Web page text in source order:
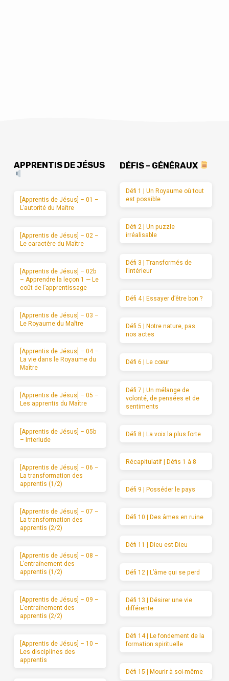
APPRENTIS DE JÉSUS
[Apprentis de Jésus] – 01 –
L’autorité du Maître
[Apprentis de Jésus] – 02 –
Le caractère du Maître
[Apprentis de Jésus] – 02b
– Apprendre la leçon 1 — Le
coût de l’apprentissage
[Apprentis de Jésus] – 03 –
Le Royaume du Maître
[Apprentis de Jésus] – 04 –
La vie dans le Royaume du
Maître
[Apprentis de Jésus] – 05 –
Les apprentis du Maître
[Apprentis de Jésus] – 05b
– Interlude
[Apprentis de Jésus] – 06 –
La transformation des
apprentis (1/2)
[Apprentis de Jésus] – 07 –
La transformation des
apprentis (2/2)
[Apprentis de Jésus] – 08 –
L’entraînement des
apprentis (1/2)
[Apprentis de Jésus] – 09 –
L’entraînement des
apprentis (2/2)
[Apprentis de Jésus] – 10 –
Les disciplines des
apprentis
DÉFIS – GÉNÉRAUX
Défi 1 | Un Royaume où tout
est possible
Défi 2 | Un puzzle
irréalisable
Défi 3 | Transformés de
l’intérieur
Défi 4 | Essayer d’être bon ?
Défi 5 | Notre nature, pas
nos actes
Défi 6 | Le cœur
Défi 7 | Un mélange de
volonté, de pensées et de
sentiments
Défi 8 | La voix la plus forte
Récapitulatif | Défis 1 à 8
Défi 9 | Posséder le pays
Défi 10 | Des âmes en ruine
Défi 11 | Dieu est Dieu
Défi 12 | L’âme qui se perd
Défi 13 | Désirer une vie
différente
Défi 14 | Le fondement de la
formation spirituelle
Défi 15 | Mourir à soi-même